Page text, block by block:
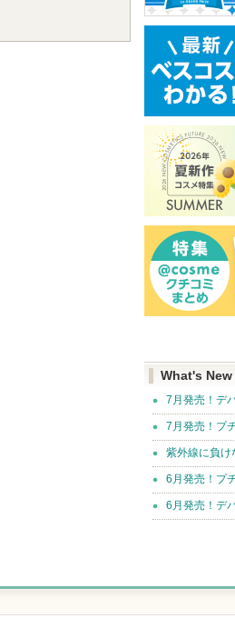
What's New
7月発売！デ
7月発売！プ
紫外線に負け
6月発売！プ
6月発売！デ